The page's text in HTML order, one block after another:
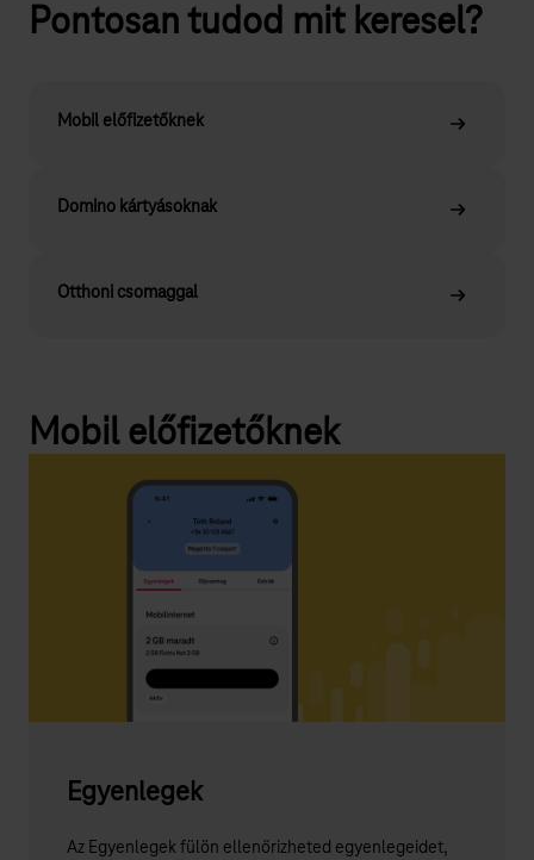
Pontosan tudod mit keresel?
Mobil előfizetőknek
Domino kártyásoknak
Otthoni csomaggal
Mobil előfizetőknek
Egyenlegek
Az Egyenlegek fülön ellenőrizheted egyenlegeidet,